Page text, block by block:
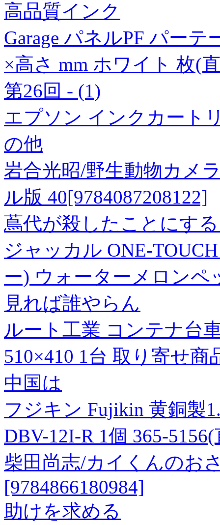
高品質インク
Garage パネルPF パー
×高さ mm ホワイト 枚(
第26回 - (1)
エプソン インクカート
の他
岩合光昭/野生動物カメ
ル版 40[9784087208122]
蔦代が殺したことにす
ジャッカル ONE-
ー) ウォーターメロン
見れば誰やらん
ルート工業 コンテナ台
510×410 1台 取り寄せ商
中国は
フジキン Fujikin 黄銅製
DBV-12I-R 1個 365-
柴田尚志/カイくんのお
[9784866180984]
助けを求める